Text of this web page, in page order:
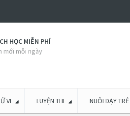
HỌC MIỄN PHÍ
mới mỗi ngày
VI LUYỆN THI NUÔI DẠY TRẺ